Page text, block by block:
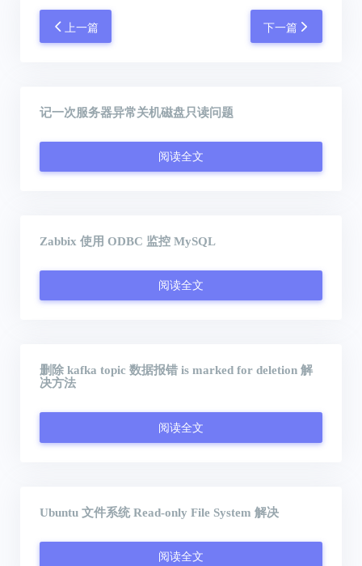
上一篇 下一篇
记一次服务器异常关机磁盘只读问题
阅读全文
Zabbix 使用 ODBC 监控 MySQL
阅读全文
删除 kafka topic 数据报错 is marked for deletion 解
决方法
阅读全文
Ubuntu 文件系统 Read-only File System 解决
阅读全文